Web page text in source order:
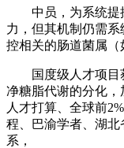
中员，为系统提
力，但其机制仍需
控相关的肠道菌属（
国度级人才项目
净糖脂代谢的分化
人才打算、全球前
程、巴渝学者、湖
系，